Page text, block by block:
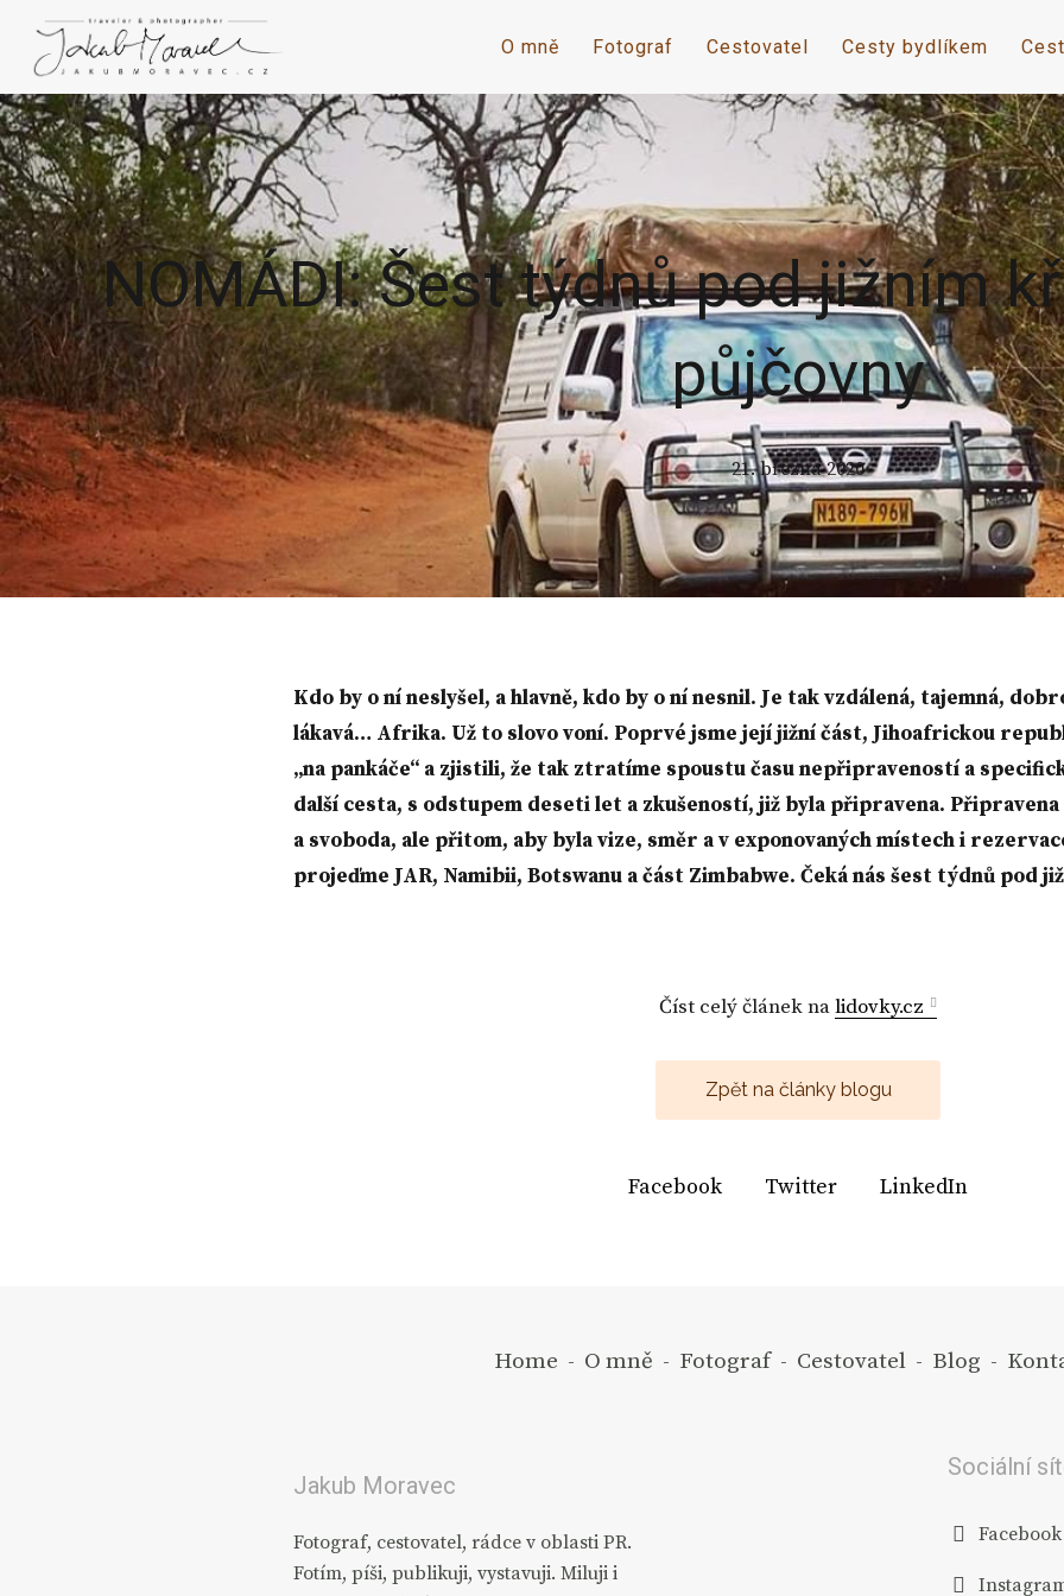
O mně Fotograf Cestovatel Cesty bydlíkem
NOMÁDI: Šest týdnů pod jižním
půjčovny
21. března 2020
Kdo by o ní neslyšel, a hlavně, kdo by o ní nesnil. Je tak vzdálená, tajemná,
lákavá… Afrika. Už to slovo voní. Poprvé jsme její jižní část, Jihoafrickou
„na pankáče“ a zjistili, že tak ztratíme spoustu času nepřipraveností a
další cesta, s odstupem deseti let a zkušeností, již byla připravena.
a svoboda, ale přitom, aby byla vize, směr a v exponovaných místech i
projeďme JAR, Namibii, Botswanu a část Zimbabwe. Čeká nás šest týdnů pod
Číst celý článek nalidovky.cz
Zpět na články blogu
Facebook Twitter LinkedIn
Home - O mně - Fotograf- Cestovatel- Blog -
Jakub Moravec
Fotograf, cestovatel, rádce v oblasti PR.
Fotím, píši, publikuji, vystavuji. Miluji i
Sociální
Facebook